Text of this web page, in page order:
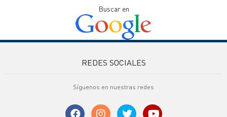
Buscar en
REDES SOCIALES
Síguenos en nuestras redes